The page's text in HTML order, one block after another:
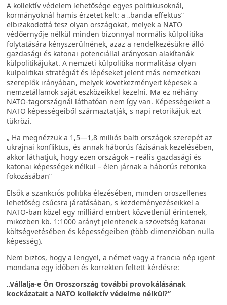
A kollektív védelem lehetősége egyes politikusoknál,
kormányoknál hamis érzetet kelt: a „banda effektus”
elbizakodottá tesz olyan országokat, melyek a NATO
védőernyője nélkül minden bizonnyal normális külpolitika
folytatására kényszerülnének, azaz a rendelkezésükre álló
gazdasági és katonai potenciállal arányosan alakítanák
külpolitikájukat. A nemzeti külpolitika normalitása olyan
külpolitikai stratégiát és lépéseket jelent más nemzetközi
szereplők irányában, melyek következményeit képesek a
nemzetállamok saját eszközeikkel kezelni. Ma ez néhány
NATO-tagországnál láthatóan nem így van. Képességeiket a
NATO képességeiből származtatják, s napi retorikájuk ezt
tükrözi.
„ Ha megnézzük a 1,5—1,8 milliós balti országok szerepét az
ukrajnai konfliktus, és annak háborús fázisának kezelésében,
akkor láthatjuk, hogy ezen országok – reális gazdasági és
katonai képességek nélkül – élen járnak a háborús retorika
fokozásában”
Elsők a szankciós politika élezésében, minden oroszellenes
lehetőség csúcsra járatásában, s kezdeményezéseikkel a
NATO-ban közel egy milliárd embert közvetlenül érintenek,
miközben kb. 1:1000 arányt jelentenek a szövetség katonai
költségvetésében és képességeiben (több dimenzióban nulla
képesség).
Nem biztos, hogy a lengyel, a német vagy a francia nép igent
mondana egy időben és korrekten feltett kérdésre:
„Vállalja-e Ön Oroszország további provokálásának
kockázatait a NATO kollektív védelme nélkül?”